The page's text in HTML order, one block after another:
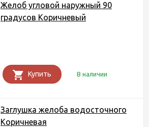
Желоб угловой наружный 90
градусов Коричневый
Купить В наличии
Заглушка желоба водосточного
Коричневая